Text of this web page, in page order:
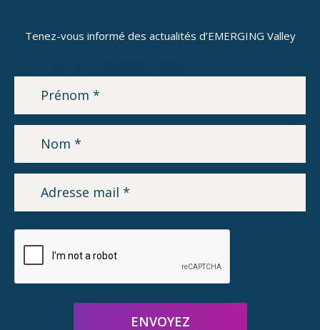
Tenez-vous informé des actualités d’EMERGING Valley